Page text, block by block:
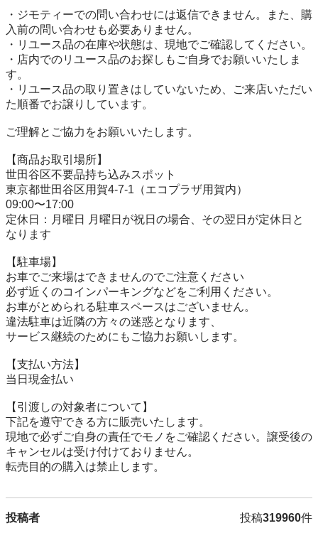
・ジモティーでの問い合わせには返信できません。また、購
入前の問い合わせも必要ありません。
・リユース品の在庫や状態は、現地でご確認してください。
・店内でのリユース品のお探しもご自身でお願いいたしま
す。
・リユース品の取り置きはしていないため、ご来店いただい
た順番でお譲りしています。
ご理解とご協力をお願いいたします。
【商品お取引場所】
世田谷区不要品持ち込みスポット
東京都世田谷区用賀4-7-1（エコプラザ用賀内）
09:00〜17:00
定休日：月曜日 月曜日が祝日の場合、その翌日が定休日と
なります
【駐⾞場】
お車でご来場はできませんのでご注意ください
必ず近くのコインパーキングなどをご利用ください。
お車がとめられる駐車スペースはございません。
違法駐車は近隣の方々の迷惑となります、
サービス継続のためにもご協力お願いします。
【⽀払い⽅法】
当日現金払い
【引渡しの対象者について】
下記を遵守できる⽅に販売いたします。
現地で必ずご⾃⾝の責任でモノをご確認ください。譲受後の
キャンセルは受け付けておりません。
転売⽬的の購⼊は禁⽌します。
投稿者 投稿319960件